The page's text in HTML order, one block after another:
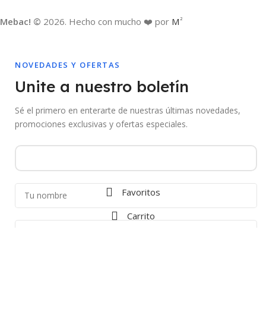
Mebac! © 2026. Hecho con mucho ❤️ por M 2
NOVEDADES Y OFERTAS
Unite a nuestro boletín
Sé el primero en enterarte de nuestras últimas novedades,
promociones exclusivas y ofertas especiales.
Favoritos
Carrito